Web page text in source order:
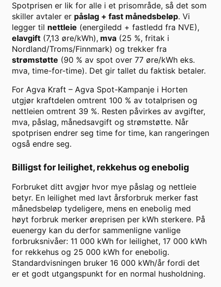
Spotprisen er lik for alle i et prisområde, så det som
skiller avtaler er påslag + fast månedsbeløp. Vi
legger til nettleie (energiledd + fastledd fra NVE),
elavgift (7,13 øre/kWh), mva (25 %, fritak i
Nordland/Troms/Finnmark) og trekker fra
strømstøtte (90 % av spot over 77 øre/kWh eks.
mva, time-for-time). Det gir tallet du faktisk betaler.
For Agva Kraft – Agva Spot-Kampanje i Horten
utgjør kraftdelen omtrent 100 % av totalprisen og
nettleien omtrent 39 %. Resten påvirkes av avgifter,
mva, påslag, månedsavgift og strømstøtte. Når
spotprisen endrer seg time for time, kan rangeringen
også endre seg.
Billigst for leilighet, rekkehus og enebolig
Forbruket ditt avgjør hvor mye påslag og nettleie
betyr. En leilighet med lavt årsforbruk merker fast
månedsbeløp tydeligere, mens en enebolig med
høyt forbruk merker øreprisen per kWh sterkere. På
euenergy kan du derfor sammenligne vanlige
forbruksnivåer: 11 000 kWh for leilighet, 17 000 kWh
for rekkehus og 25 000 kWh for enebolig.
Standardvisningen bruker 16 000 kWh/år fordi det
er et godt utgangspunkt for en normal husholdning.